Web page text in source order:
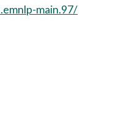
main.97/